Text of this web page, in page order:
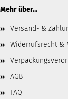
Mehr über...
Versand- &
Widerrufsrecht &
AGB
FAQ